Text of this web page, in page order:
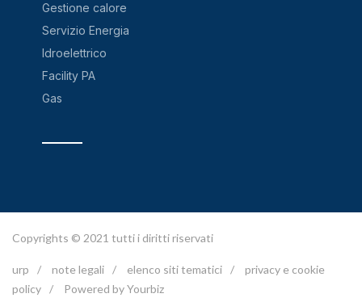
Gestione calore
Servizio Energia
Idroelettrico
Facility PA
Gas
Copyrights © 2021 tutti i diritti riservati
urp / note legali / elenco siti tematici /
privacy e cookie
policy / Powered by Yourbiz